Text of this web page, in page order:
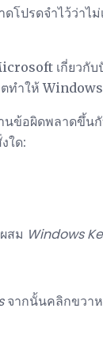
ปรดจำไว้ว่าไ
เกี่ยวกั
ทำให้
นข้อผิดพลาดขึ้
ใด:
สม Windows
จากนั้นคลิกขวาห